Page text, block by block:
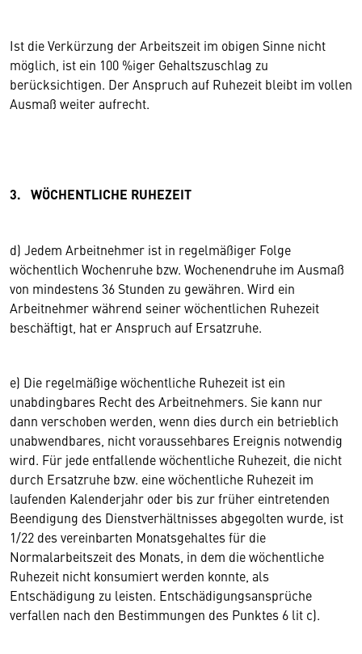
Ist die Verkürzung der Arbeitszeit im obigen Sinne nicht
möglich, ist ein 100 %iger Gehaltszuschlag zu
berücksichtigen. Der Anspruch auf Ruhezeit bleibt im vollen
Ausmaß weiter aufrecht.
3. WÖCHENTLICHE RUHEZEIT
d) Jedem Arbeitnehmer ist in regelmäßiger Folge
wöchentlich Wochenruhe bzw. Wochenendruhe im Ausmaß
von mindestens 36 Stunden zu gewähren. Wird ein
Arbeitnehmer während seiner wöchentlichen Ruhezeit
beschäftigt, hat er Anspruch auf Ersatzruhe.
e) Die regelmäßige wöchentliche Ruhezeit ist ein
unabdingbares Recht des Arbeitnehmers. Sie kann nur
dann verschoben werden, wenn dies durch ein betrieblich
unabwendbares, nicht voraussehbares Ereignis notwendig
wird. Für jede entfallende wöchentliche Ruhezeit, die nicht
durch Ersatzruhe bzw. eine wöchentliche Ruhezeit im
laufenden Kalenderjahr oder bis zur früher eintretenden
Beendigung des Dienstverhältnisses abgegolten wurde, ist
1/22 des vereinbarten Monatsgehaltes für die
Normalarbeitszeit des Monats, in dem die wöchentliche
Ruhezeit nicht konsumiert werden konnte, als
Entschädigung zu leisten. Entschädigungsansprüche
verfallen nach den Bestimmungen des Punktes 6 lit c).